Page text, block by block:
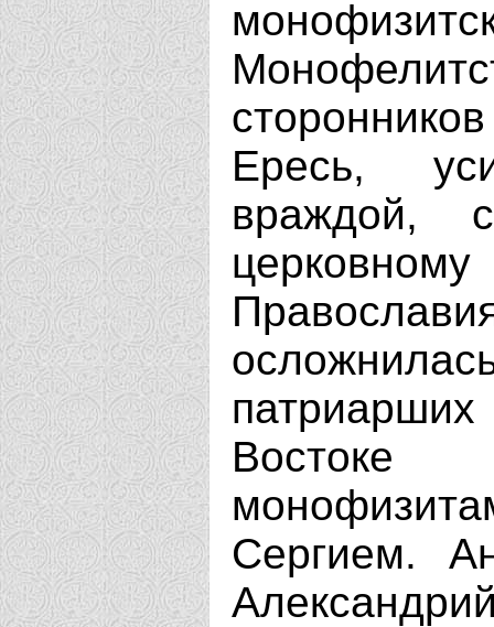
Ересь,
враждой,
Востоке
Сергием.